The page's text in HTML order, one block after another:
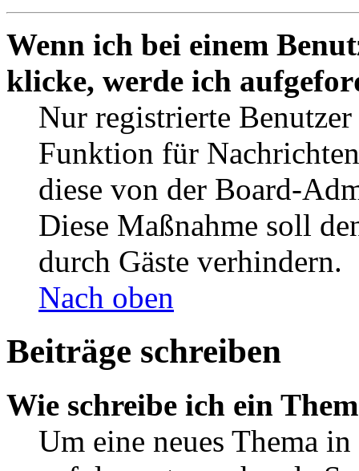
Wenn ich bei einem
klicke, werde ich
Nur registrierte
Funktion für
diese von der Board-
Diese Maßnahme soll
durch Gäste verhindern.
Nach oben
Beiträge schreiben
Wie schreibe ich ein
Um eine neues Thema